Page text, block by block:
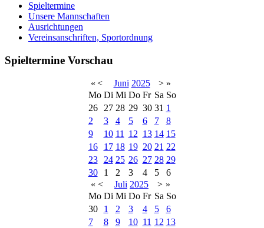
Spieltermine
Unsere Mannschaften
Ausrichtungen
Vereinsanschriften, Sportordnung
Spieltermine Vorschau
« < Juni 2025 > »
Mo Di Mi Do Fr Sa So
26
27 28 29 30 31 1
2
3 4 5 6 7
8
9
10 11 12 13 14 15
16
17 18 19 20 21 22
23
24 25 26 27 28 29
30
1 2 3 4 5
6
« < Juli 2025 > »
Mo Di Mi Do Fr Sa So
30
1 2 3 4 5
6
7
8 9 10 11 12 13